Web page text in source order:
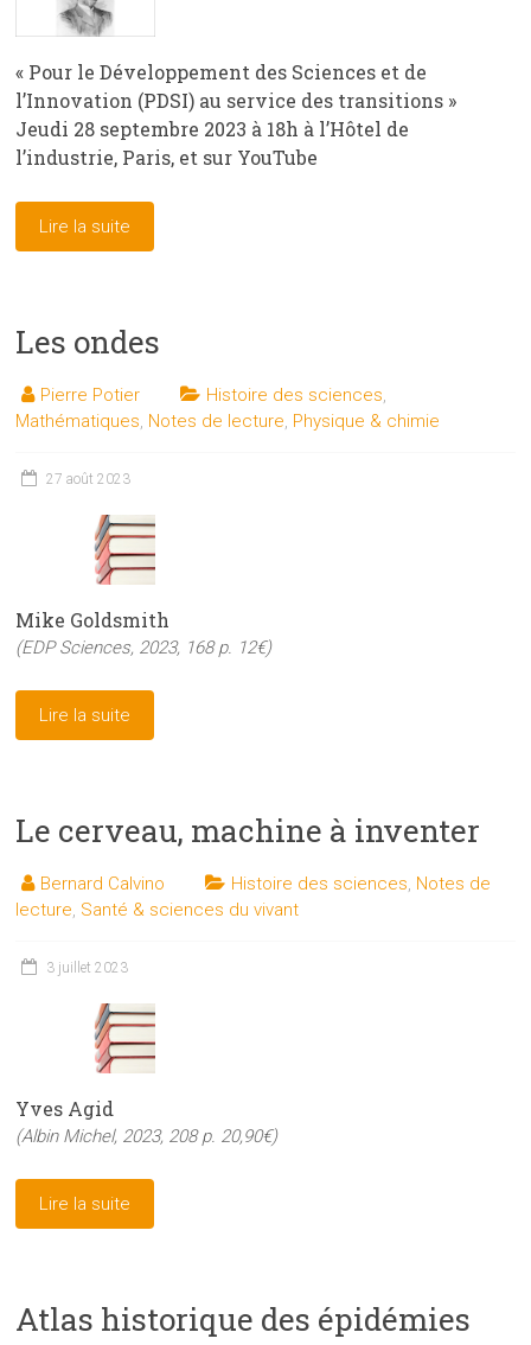
« Pour le Développement des Sciences et de
l’Innovation (PDSI) au service des transitions »
Jeudi 28 septembre 2023 à 18h à l’Hôtel de
l’industrie, Paris, et sur YouTube
Lire la suite
Les ondes
Pierre Potier Histoire des sciences,
Mathématiques, Notes de lecture, Physique & chimie
27 août 2023
Mike Goldsmith
(EDP Sciences, 2023, 168 p. 12€)
Lire la suite
Le cerveau, machine à inventer
Bernard Calvino Histoire des sciences, Notes de
lecture, Santé & sciences du vivant
3 juillet 2023
Yves Agid
(Albin Michel, 2023, 208 p. 20,90€)
Lire la suite
Atlas historique des épidémies